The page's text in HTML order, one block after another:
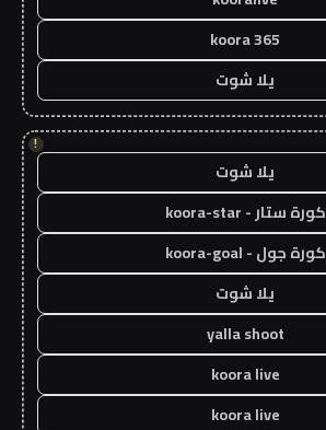
koora 365
يلا شوت
!
يلا شوت
كورة ستار - koora-star
كورة جول - koora-goal
يلا شوت
yalla shoot
koora live
koora live